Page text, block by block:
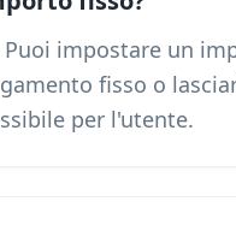
Puoi impostare un
fisso o
per l'utente.